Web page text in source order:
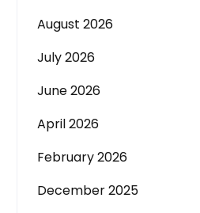
August 2026
July 2026
June 2026
April 2026
February 2026
December 2025